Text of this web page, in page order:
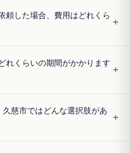
頼した場合、費用はどれくら
+
れくらいの期間がかかります
+
慈市ではどんな選択肢があ
+